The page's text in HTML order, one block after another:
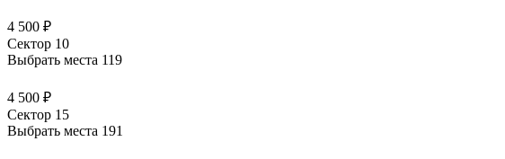
4 500 ₽
Сектор 10
Выбрать места 119
4 500 ₽
Сектор 15
Выбрать места 191